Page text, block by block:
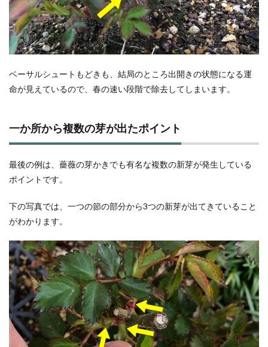
ベーサルシュートもどきも、結局のところ出開きの状態になる運
命が見えているので、春の速い段階で除去してしまいます。
一か所から複数の芽が出たポイント
最後の例は、薔薇の芽かきでも有名な複数の新芽が発生している
ポイントです。
下の写真では、一つの節の部分から3つの新芽が出てきていること
がわかります。